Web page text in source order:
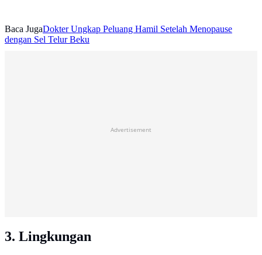
Baca JugaDokter Ungkap Peluang Hamil Setelah Menopause
dengan Sel Telur Beku
Advertisement
3. Lingkungan